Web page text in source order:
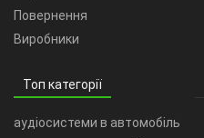
Повернення
Виробники
Топ категорії
аудіосистеми в автомобіль